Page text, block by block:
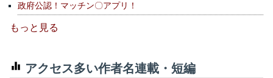
政府公認！マッチン〇アプリ！
もっと見る
アクセス多い作者名連載・短編